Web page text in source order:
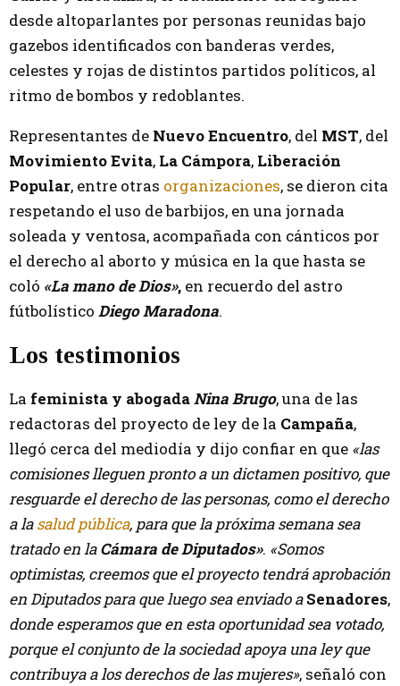
desde altoparlantes por personas reunidas bajo
gazebos identificados con banderas verdes,
celestes y rojas de distintos partidos políticos, al
ritmo de bombos y redoblantes.
Representantes de Nuevo Encuentro, del MST, del
Movimiento Evita, La Cámpora, Liberación
Popular, entre otras organizaciones, se dieron cita
respetando el uso de barbijos, en una jornada
soleada y ventosa, acompañada con cánticos por
el derecho al aborto y música en la que hasta se
coló «La mano de Dios», en recuerdo del astro
fútbolístico Diego Maradona.
Los testimonios
La feminista y abogadaNina Brugo, una de las
redactoras del proyecto de ley de la Campaña,
llegó cerca del mediodía y dijo confiar en que «las
comisiones lleguen pronto a un dictamen positivo, que
resguarde el derecho de las personas, como el derecho
a lasalud pública, para que la próxima semana sea
tratado en laCámara de Diputados». «Somos
optimistas, creemos que el proyecto tendrá aprobación
en Diputados para que luego sea enviado a Senadores,
donde esperamos que en esta oportunidad sea votado,
porque el conjunto de la sociedad apoya una ley que
contribuya a los derechos de las mujeres», señaló con